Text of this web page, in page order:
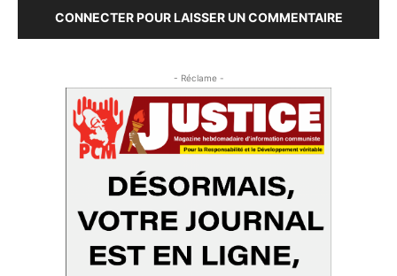
CONNECTER POUR LAISSER UN COMMENTAIRE
- Réclame -